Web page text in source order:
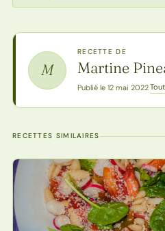
M
RECETTE DE
Martine
Publié le 12 mai 2022·
RECETTES SIMILAIRES